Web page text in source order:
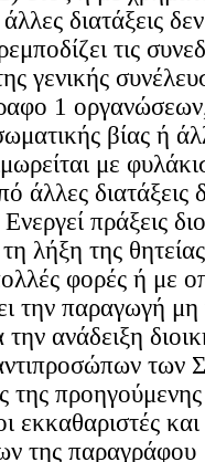
διατάξεις
τις
γενικής
1
βίας ή
με
άλλες διατάξεις
πράξεις
λήξη της
φορές ή με
την παραγωγή μη
ανάδειξη
των
εκκαθαριστές
της παραγράφου